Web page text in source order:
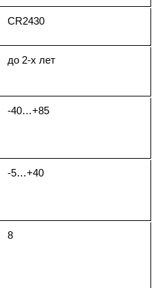
CR2430
до 2-х лет
-40…+85
-5…+40
8